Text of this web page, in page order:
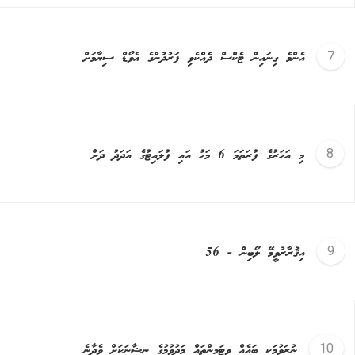
އެންމެ ގިނައިން ޓެކްސް ދެއްކެވި ފަރުދުންގެ އެވޯޑް ސިޔާމަށް
މި އަހަރުގެ ފުރަތަމަ 6 މަހު އައި ފުލައިޓުގެ އަދަދު ދަށް
އިޤުރާރުވީމޭ ލޯބިން - 56
ނުރަވުމަކީ ބައެއް ވިޓަމިންތައް މަދުވުމުގެ ނިޝާނަކަށް ވެދާނެ